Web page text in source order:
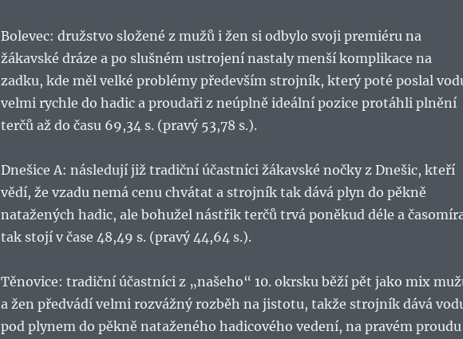
Bolevec: družstvo složené z mužů i žen si odbylo svoji premiéru na
žákavské dráze a po slušném ustrojení nastaly menší komplikace na
zadku, kde měl velké problémy především strojník, který poté poslal
velmi rychle do hadic a proudaři z neúplně ideální pozice protáhli plnění
terčů až do času 69,34 s. (pravý 53,78 s.).
Dnešice A: následují již tradiční účastníci žákavské nočky z Dnešic, kteří
vědí, že vzadu nemá cenu chvátat a strojník tak dává plyn do pěkně
natažených hadic, ale bohužel nástřik terčů trvá poněkud déle a
tak stojí v čase 48,49 s. (pravý 44,64 s.).
Těnovice: tradiční účastníci z „našeho“ 10. okrsku běží pět jako mix
a žen předvádí velmi rozvážný rozběh na jistotu, takže strojník dává
pod plynem do pěkně nataženého hadicového vedení, na pravém proudu